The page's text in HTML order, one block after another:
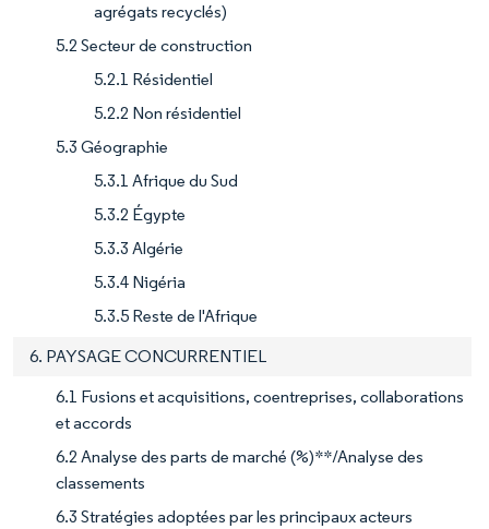
agrégats recyclés)
5.2 Secteur de construction
5.2.1 Résidentiel
5.2.2 Non résidentiel
5.3 Géographie
5.3.1 Afrique du Sud
5.3.2 Égypte
5.3.3 Algérie
5.3.4 Nigéria
5.3.5 Reste de l'Afrique
6. PAYSAGE CONCURRENTIEL
6.1 Fusions et acquisitions, coentreprises, collaborations
et accords
6.2 Analyse des parts de marché (%)**/Analyse des
classements
6.3 Stratégies adoptées par les principaux acteurs